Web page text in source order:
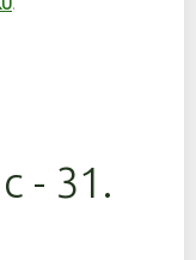
.
- 31.